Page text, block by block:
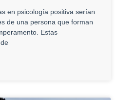
en psicología positiva serían
de una persona que forman
Estas